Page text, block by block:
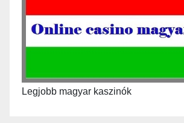
Legjobb magyar kaszinók